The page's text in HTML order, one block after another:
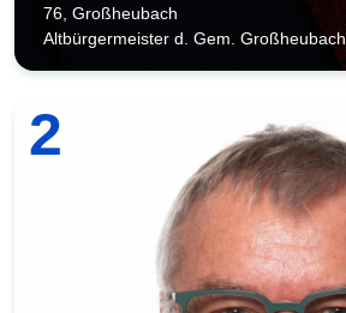
76, Großheubach
Altbürgermeister d. Gem. Großheubach
2